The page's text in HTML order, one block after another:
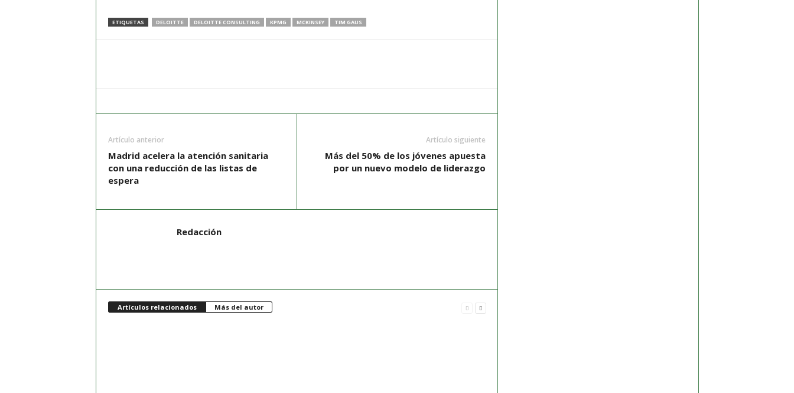
ETIQUETAS DELOITTE DELOITTE CONSULTING KPMG MCKINSEY TIM GAUS
Artículo anterior
Madrid acelera la atención sanitaria
con una reducción de las listas de
espera
Artículo siguiente
Más del 50% de los jóvenes apuesta
por un nuevo modelo de liderazgo
Redacción
Artículos relacionados Más del autor